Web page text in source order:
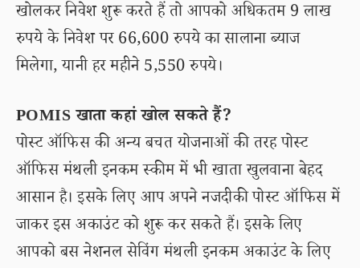
खोलकर निवेश शुरू करते हैं तो आपको अधिकतम 9 लाख
रुपये के निवेश पर 66,600 रुपये का सालाना ब्याज
मिलेगा, यानी हर महीने 5,550 रुपये।
POMIS खाता कहां खोल सकते हैं?
पोस्ट ऑफिस की अन्य बचत योजनाओं की तरह पोस्ट
ऑफिस मंथली इनकम स्कीम में भी खाता खुलवाना बेहद
आसान है। इसके लिए आप अपने नजदीकी पोस्ट ऑफिस में
जाकर इस अकाउंट को शुरू कर सकते हैं। इसके लिए
आपको बस नेशनल सेविंग मंथली इनकम अकाउंट के लिए